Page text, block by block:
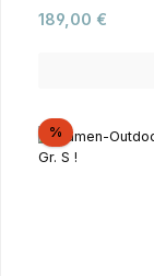
Regulärer Preis:
189,00 €
%Rabatt